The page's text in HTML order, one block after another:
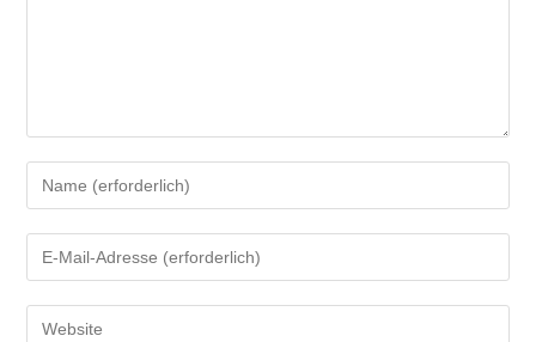
deinen
Namen
oder
zum
deine
E-
Mail-